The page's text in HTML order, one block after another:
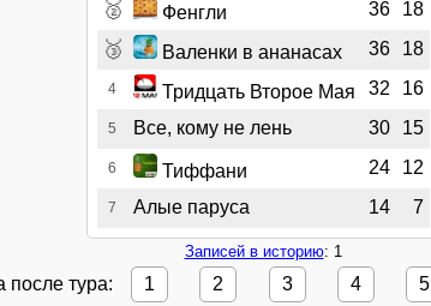
🥈 Фенгли 36 18
🥉 Валенки в ананасах 36 18
4 Тридцать Второе Мая 32 16
5 Все, кому не лень 30 15
6 Тиффани 24 12
7 Алые паруса 14 7
Записей в историю: 1
после тура: 1 2 3 4 5